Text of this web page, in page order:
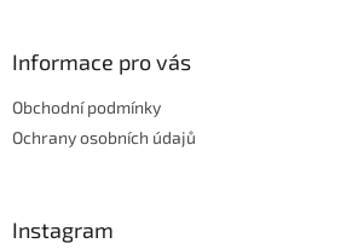
Informace pro vás
Obchodní podmínky
Ochrany osobních údajů
Instagram